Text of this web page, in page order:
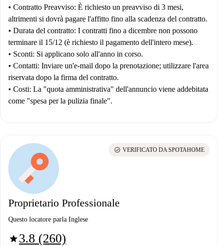
• Contratto Preavviso: È richiesto un preavviso di 3 mesi,
altrimenti si dovrà pagare l'affitto fino alla scadenza del contratto.
• Durata del contratto: I contratti fino a dicembre non possono
terminare il 15/12 (è richiesto il pagamento dell'intero mese).
• Sconti: Si applicano solo all'anno in corso.
• Contatti: Inviare un'e-mail dopo la prenotazione; utilizzare l'area
riservata dopo la firma del contratto.
• Costi: La "quota amministrativa" dell'annuncio viene addebitata
come "spesa per la pulizia finale".
Proprietario Professionale
Questo locatore parla Inglese
star3.8 (260)
check_circle VERIFICATO DA SPOTAHOME